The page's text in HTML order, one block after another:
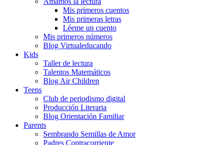
Mis primeros cuentos
Mis primeras letras
Léeme un cuento
Mis primeros números
Blog Virtualeducando
Kids
Taller de lectura
Talentos Matemáticos
Blog Air Children
Teens
Club de periodismo digital
Producción Literaria
Blog Orientación Familiar
Parents
Sembrando Semillas de Amor
Padres Contracorriente